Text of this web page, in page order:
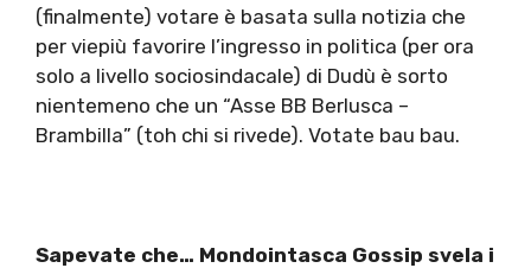
(finalmente) votare è basata sulla notizia che
per viepiù favorire l’ingresso in politica (per ora
solo a livello sociosindacale) di Dudù è sorto
nientemeno che un “Asse BB Berlusca –
Brambilla” (toh chi si rivede). Votate bau bau.
Sapevate che… Mondointasca Gossip svela i